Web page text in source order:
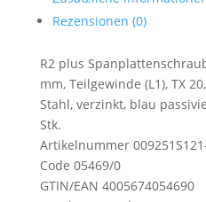
Rezensionen (0)
R2 plus
mm, Teilgewinde (L1), TX 20,
Stahl, verzinkt, blau
Stk.
Artikelnummer
Code 05469/0
GTIN/EAN 4005674054690